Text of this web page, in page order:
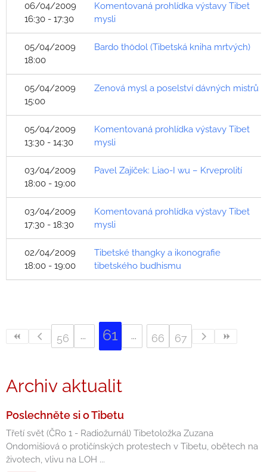
06/04/2009
16:30 - 17:30
Komentovaná prohlídka výstavy Tibet
mysli
05/04/2009
18:00
Bardo thödol (Tibetská kniha mrtvých)
05/04/2009
15:00
Zenová mysl a poselství dávných mistrů
05/04/2009
13:30 - 14:30
Komentovaná prohlídka výstavy Tibet
mysli
03/04/2009
18:00 - 19:00
Pavel Zajíček: Liao-I wu – Krveprolití
03/04/2009
17:30 - 18:30
Komentovaná prohlídka výstavy Tibet
mysli
02/04/2009
18:00 - 19:00
Tibetské thangky a ikonografie
tibetského budhismu
56 61 66 67
Archiv aktualit
Poslechněte si o Tibetu
Třetí svět (ČRo 1 - Radiožurnál) Tibetoložka Zuzana
Ondomišiová o protičínských protestech v Tibetu, obětech na
životech, vlivu na LOH ...